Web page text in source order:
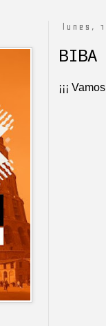
lunes,
BIBA
¡¡¡